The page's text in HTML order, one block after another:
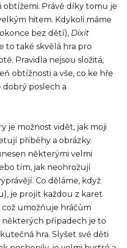
obtížemi. Právě díky tomu je
hitem. Kdykoli máme
bez dětí), Dixit
to také skvělá hra pro
Pravidla nejsou složitá,
obtížnosti a vše, co ke hře
poslech a
je možnost vidět, jak moji
příběhy a obrázky.
některými velmi
tím, jak neohrožují
Co děláme, když
je projít každou z karet
což umožňuje hráčům
některých případech je to
hra. Slyšet své děti